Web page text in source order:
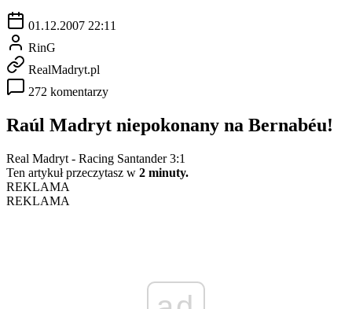
01.12.2007 22:11
RinG
RealMadryt.pl
272 komentarzy
Raúl Madryt niepokonany na Bernabéu!
Real Madryt - Racing Santander 3:1
Ten artykuł przeczytasz w 2 minuty.
REKLAMA
REKLAMA